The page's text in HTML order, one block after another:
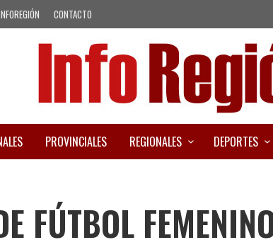
CONTACTO
PROVINCIALES REGIONALES DEPORTES
FÚTBOL